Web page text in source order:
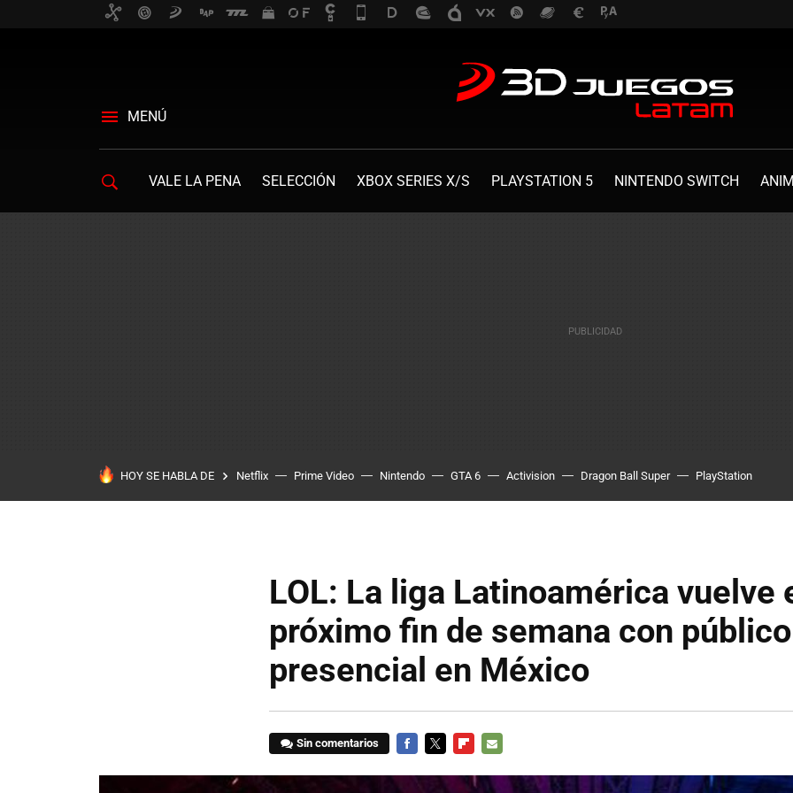
MENÚ
VALE LA PENA SELECCIÓN XBOX SERIES X/S PLAYSTATION 5 NINTENDO SWITCH
HOY SE HABLA DE Netflix Prime Video Nintendo GTA 6 Activision Dragon Ball Super PlayStation
LOL: La liga Latinoamérica vuelve
próximo fin de semana con público
presencial en México
Sin comentarios
MAIL